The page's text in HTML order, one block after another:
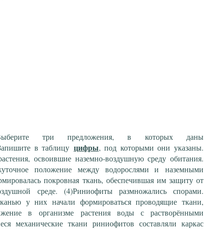
три предложения, в которых даны
в таблицу цифры, под которыми они указаны.
освоившие наземно-воздушную среду обитания.
положение между водорослями и наземными
покровная ткань, обеспечившая им защиту от
среде. (4)Риниофиты размножались спорами.
у них начали формироваться проводящие ткани,
в организме растения воды с растворёнными
механические ткани риниофитов составляли каркас